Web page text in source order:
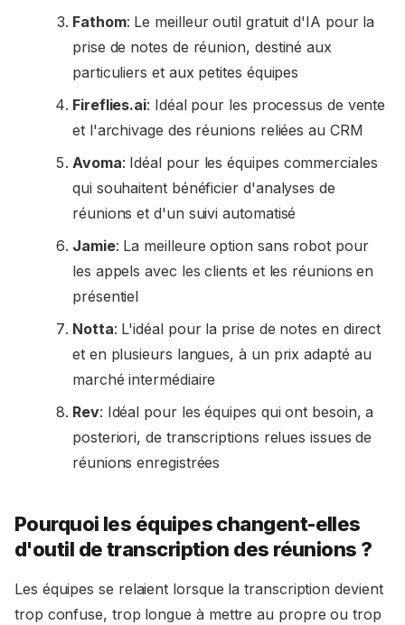
Fathom: Le meilleur outil gratuit d'IA pour la
prise de notes de réunion, destiné aux
particuliers et aux petites équipes
Fireflies.ai: Idéal pour les processus de vente
et l'archivage des réunions reliées au CRM
Avoma: Idéal pour les équipes commerciales
qui souhaitent bénéficier d'analyses de
réunions et d'un suivi automatisé
Jamie: La meilleure option sans robot pour
les appels avec les clients et les réunions en
présentiel
Notta: L'idéal pour la prise de notes en direct
et en plusieurs langues, à un prix adapté au
marché intermédiaire
Rev: Idéal pour les équipes qui ont besoin, a
posteriori, de transcriptions relues issues de
réunions enregistrées
Pourquoi les équipes changent-elles
d'outil de transcription des réunions ?
Les équipes se relaient lorsque la transcription devient
trop confuse, trop longue à mettre au propre ou trop